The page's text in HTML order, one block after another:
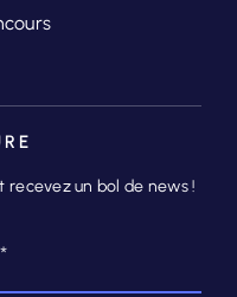
un bol de news !